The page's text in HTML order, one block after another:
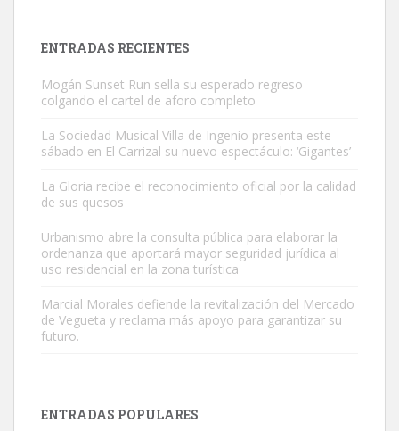
Busco adopción responsable para mi perra. Pastor alemán,
Leales.org » Gran Canaria | 6.7.2025
06/07/2025 ZONA MESA Y LOPEZ. ES MUY ASUSTADIZO
ENTRADAS RECIENTES
Mogán Sunset Run sella su esperado regreso
colgando el cartel de aforo completo
La Sociedad Musical Villa de Ingenio presenta este
sábado en El Carrizal su nuevo espectáculo: ‘Gigantes’
La Gloria recibe el reconocimiento oficial por la calidad
de sus quesos
Urbanismo abre la consulta pública para elaborar la
ordenanza que aportará mayor seguridad jurídica al
uso residencial en la zona turística
Marcial Morales defiende la revitalización del Mercado
de Vegueta y reclama más apoyo para garantizar su
futuro.
ENTRADAS POPULARES